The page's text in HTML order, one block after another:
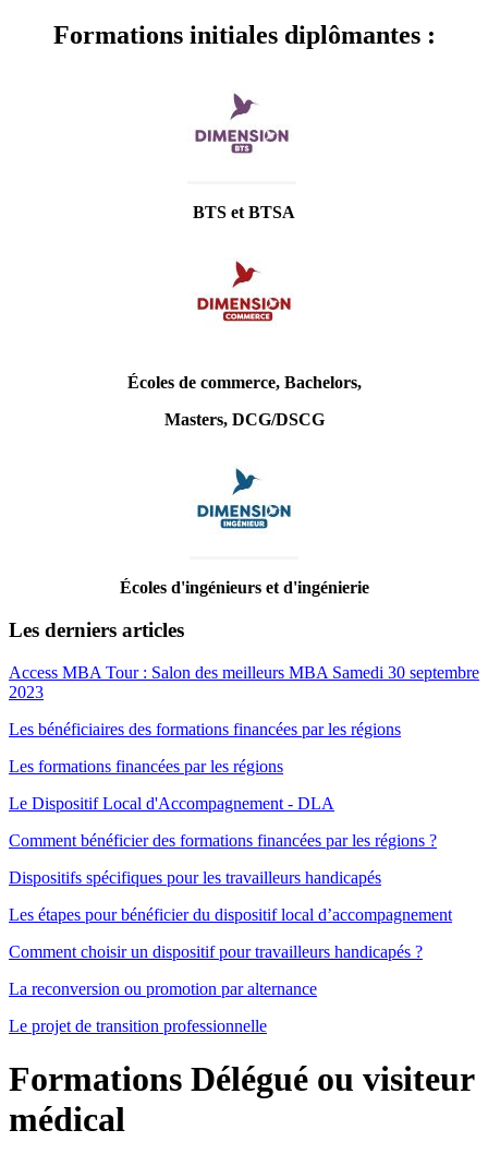
Formations initiales diplômantes :
BTS et BTSA
Écoles de commerce, Bachelors,
Masters, DCG/DSCG
Écoles d'ingénieurs et d'ingénierie
Les derniers articles
Access MBA Tour : Salon des meilleurs MBA Samedi 30 septembre
2023
Les bénéficiaires des formations financées par les régions
Les formations financées par les régions
Le Dispositif Local d'Accompagnement - DLA
Comment bénéficier des formations financées par les régions ?
Dispositifs spécifiques pour les travailleurs handicapés
Les étapes pour bénéficier du dispositif local d’accompagnement
Comment choisir un dispositif pour travailleurs handicapés ?
La reconversion ou promotion par alternance
Le projet de transition professionnelle
Formations Délégué ou visiteur
médical